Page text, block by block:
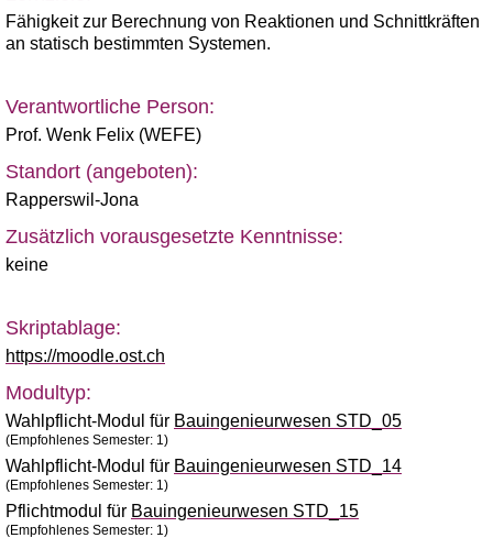
Fähigkeit zur Berechnung von Reaktionen und Schnittkräften
an statisch bestimmten Systemen.
Verantwortliche Person:
Prof. Wenk Felix (WEFE)
Standort (angeboten):
Rapperswil-Jona
Zusätzlich vorausgesetzte Kenntnisse:
keine
Skriptablage:
https://moodle.ost.ch
Modultyp:
Wahlpflicht-Modul für Bauingenieurwesen STD_05
(Empfohlenes Semester: 1)
Wahlpflicht-Modul für Bauingenieurwesen STD_14
(Empfohlenes Semester: 1)
Pflichtmodul für Bauingenieurwesen STD_15
(Empfohlenes Semester: 1)